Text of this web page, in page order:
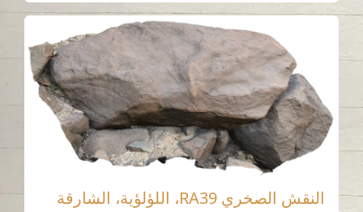
النقش الصخري RA39، اللؤلؤية، الشارقة